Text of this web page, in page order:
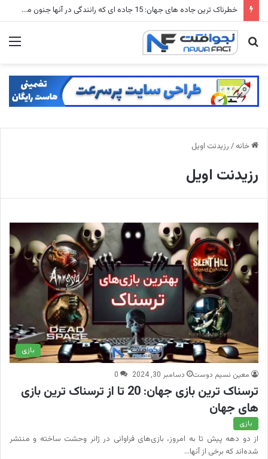
خطرناک ترین جاده های جهان: 15 جاده ای که رانندگی در آنها جنون محض است
جستجو
خانه / رزیدنت اویل
رزیدنت اویل
بازی
معین نسیم دوست دسامبر 30, 2024 0
ترسناک ترین بازی جهان: 20 تا از ترسناک ترین بازی
های جهان
بازی
از دو دهه پیش تا به امروز، بازی‌های فراوانی در ژانر وحشت ساخته و منتشر
شده‌اند که برخی از آنها…